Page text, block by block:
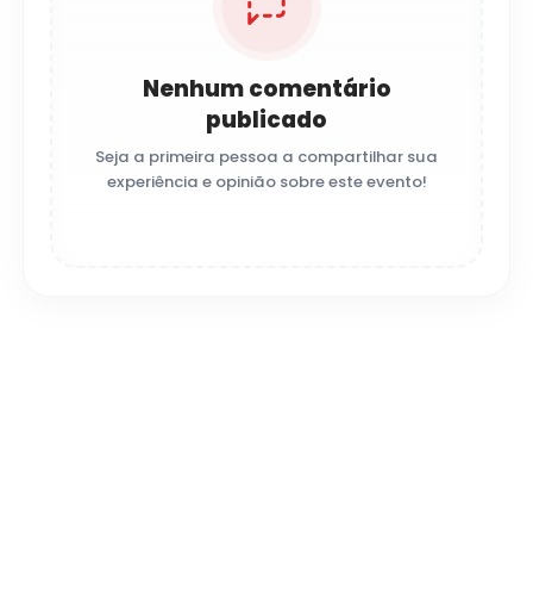
Nenhum comentário
publicado
Seja a primeira pessoa a compartilhar sua
experiência e opinião sobre este evento!